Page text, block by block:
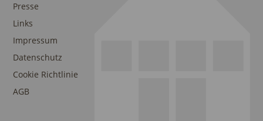
Presse
Links
Impressum
Datenschutz
Cookie Richtlinie
AGB